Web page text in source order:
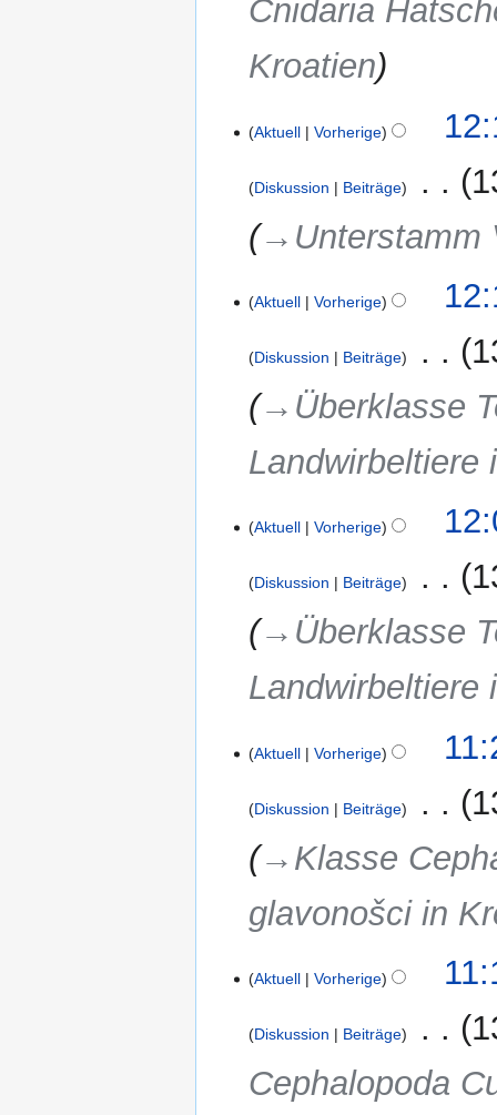
Cnidaria
Kroatien
MärzAktuell Vorherige
Diskussion Beiträge
→‎Unterstamm
Aktuell Vorherige
Diskussion Beiträge
→‎Überklasse
Landwirbeltiere
Aktuell Vorherige
Diskussion Beiträge
→‎Überklasse
Landwirbeltiere
MärzAktuell Vorherige
Diskussion Beiträge
→‎Klasse
glavonošci in
Aktuell Vorherige
Diskussion Beiträge
Cephalopoda